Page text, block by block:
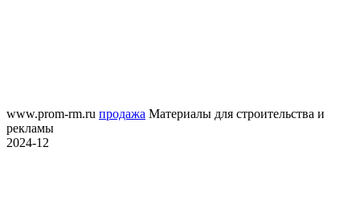
www.prom-rm.ru продажа Материалы для строительства и
рекламы
2024-12